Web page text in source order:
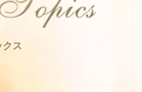
クス